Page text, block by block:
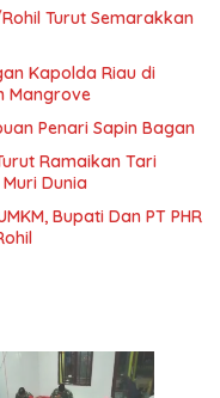
Turut Semarakkan
Kapolda Riau di
Mangrove
Penari Sapin Bagan
Ramaikan Tari
Dunia
Bupati Dan PT PHR